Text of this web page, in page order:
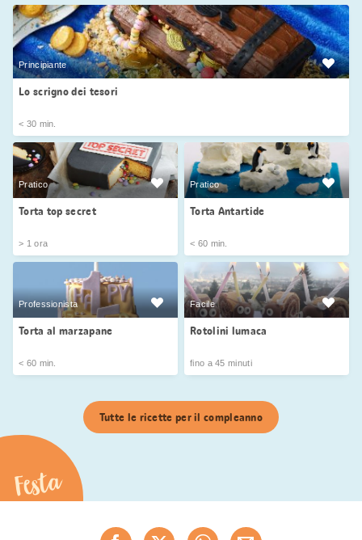
Principiante
Lo scrigno dei tesori
< 30 min.
Pratico
Torta top secret
> 1 ora
Pratico
Torta Antartide
< 60 min.
Professionista
Torta al marzapane
< 60 min.
Facile
Rotolini lumaca
fino a 45 minuti
Tutte le ricette per il compleanno
Festa